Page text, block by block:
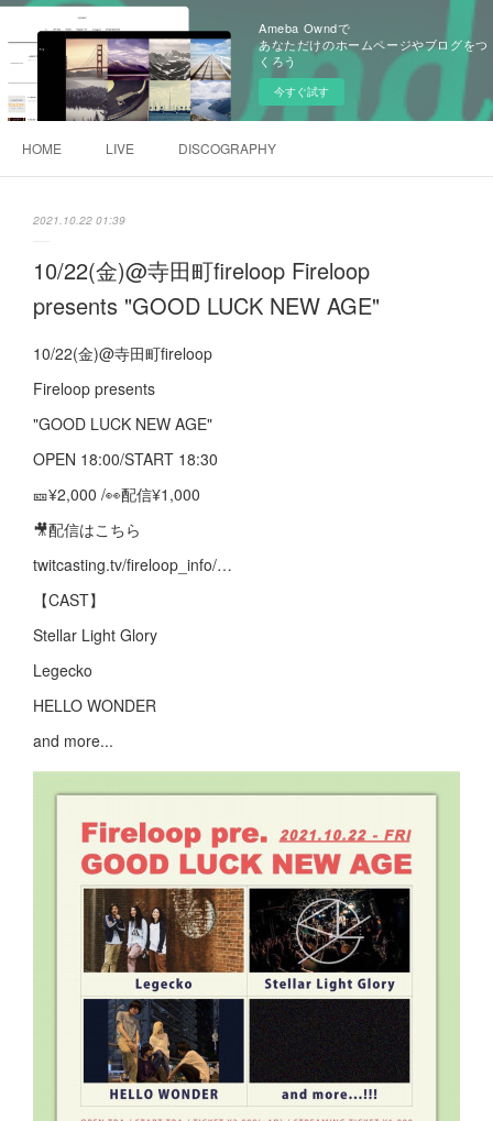
Ameba Owndで
あなただけのホームページやブログをつ
くろう
今すぐ試す
HOME LIVE DISCOGRAPHY
2021.10.22 01:39
10/22(金)@寺田町fireloop Fireloop
presents "GOOD LUCK NEW AGE"
10/22(金)@寺田町fireloop
Fireloop presents
"GOOD LUCK NEW AGE"
OPEN 18:00/START 18:30
🎫¥2,000 /👀配信¥1,000
🎥配信はこちら
twitcasting.tv/fireloop_info/…
【CAST】
Stellar Light Glory
Legecko
HELLO WONDER
and more...